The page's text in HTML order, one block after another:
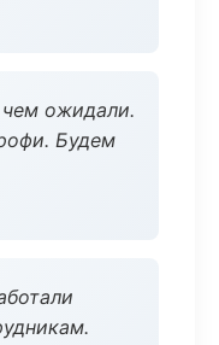
ожидали.
Будем